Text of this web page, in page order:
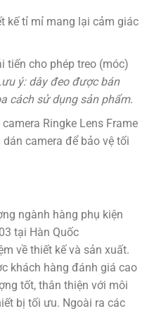
kế tỉ mỉ mang lại cảm giác
tiến cho phép treo (móc)
ý: dây đeo được bán
cách sử dụng sản phẩm.
Ringke Lens Frame
camera để bảo vệ tối
ngành hàng phụ kiện
tại Hàn Quốc
về thiết kế và sản xuất.
khách hàng đánh giá cao
tốt, thân thiện với môi
bị tối ưu. Ngoài ra các